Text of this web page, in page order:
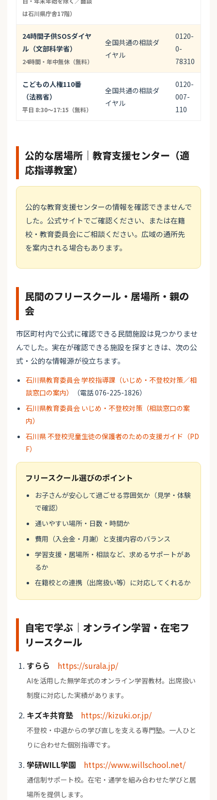
は石川県庁舎17階）
24時間子供SOSダイヤ
ル（文部科学省）
24時間・年中無休（無料）
全国共通の相談ダ
イヤル
0120-
0-
78310
こどもの人権110番
（法務省）
平日 8:30〜17:15（無料）
全国共通の相談ダ
イヤル
0120-
007-
110
公的な居場所｜教育支援センター（適
応指導教室）
公的な教育支援センターの情報を確認できませんで
した。公式サイトでご確認ください、または在籍
校・教育委員会にご相談ください。広域の通所先
を案内される場合もあります。
民間のフリースクール・居場所・親の
会
市区町村内で公式に確認できる民間施設は見つかりませ
んでした。実在が確認できる施設を探すときは、次の公
式・公的な情報源が役立ちます。
石川県教育委員会 学校指導課（いじめ・不登校対策／相
談窓口の案内）
（電話 076-225-1826）
石川県教育委員会 いじめ・不登校対策（相談窓口の案
内）
石川県 不登校児童生徒の保護者のための支援ガイド（PD
F）
フリースクール選びのポイント
お子さんが安心して過ごせる雰囲気か（見学・体験
で確認）
通いやすい場所・日数・時間か
費用（入会金・月謝）と支援内容のバランス
学習支援・居場所・相談など、求めるサポートがあ
るか
在籍校との連携（出席扱い等）に対応してくれるか
自宅で学ぶ｜オンライン学習・在宅フ
リースクール
すらら https://surala.jp/
AIを活用した無学年式のオンライン学習教材。出席扱い
制度に対応した実績があります。
キズキ共育塾 https://kizuki.or.jp/
不登校・中退からの学び直しを支える専門塾。一人ひと
りに合わせた個別指導です。
学研WILL学園 https://www.willschool.net/
通信制サポート校。在宅・通学を組み合わせた学びと居
場所を提供します。